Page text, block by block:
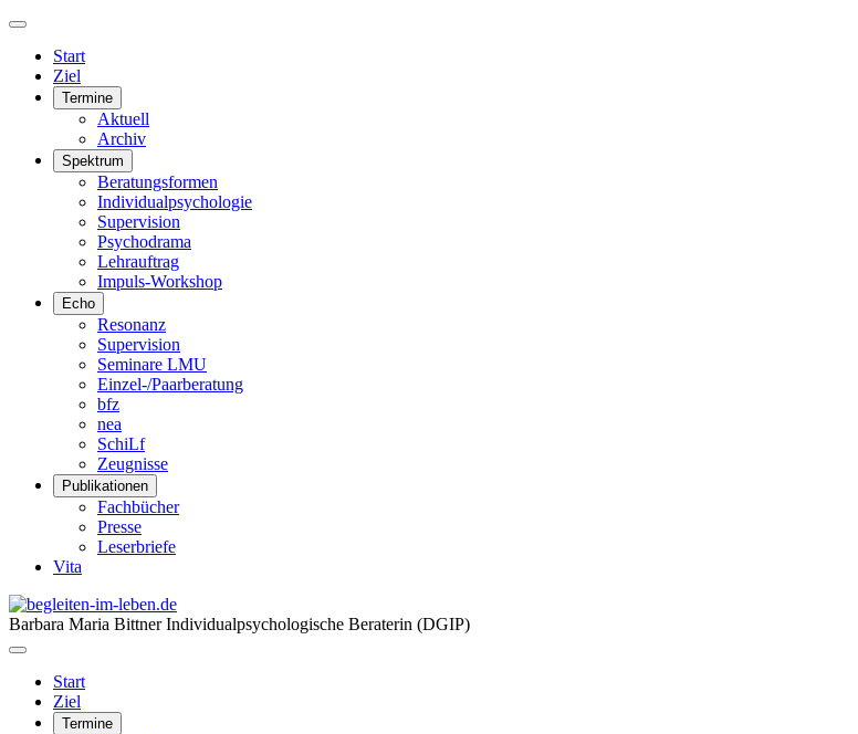
Start
Ziel
Termine
Aktuell
Archiv
Spektrum
Beratungsformen
Individualpsychologie
Supervision
Psychodrama
Lehrauftrag
Impuls-Workshop
Echo
Resonanz
Supervision
Seminare LMU
Einzel-/Paarberatung
bfz
nea
SchiLf
Zeugnisse
Publikationen
Fachbücher
Presse
Leserbriefe
Vita
Barbara Maria BittnerIndividualpsychologische Beraterin (DGIP)
Start
Ziel
Termine